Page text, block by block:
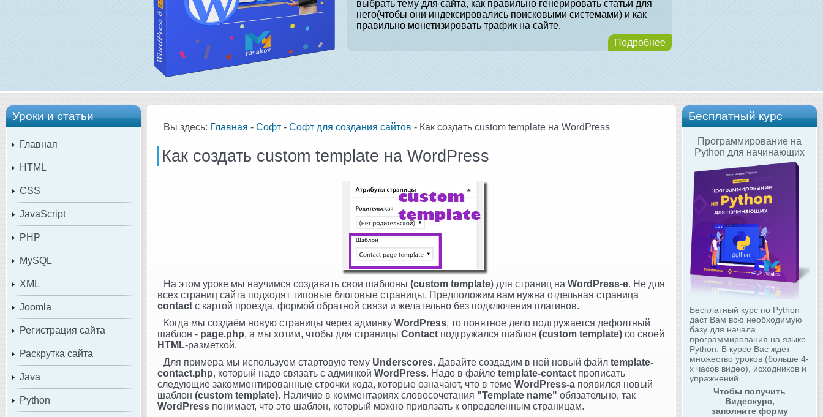
выбрать тему для сайта, как правильно генерировать статьи для
него(чтобы они индексировались поисковыми системами) и как
правильно монетизировать трафик на сайте.
Подробнее
Уроки и статьи
Главная
HTML
CSS
JavaScript
PHP
MySQL
XML
Joomla
Регистрация сайта
Раскрутка сайта
Java
Python
Бесплатный курс
Программирование на
Python для начинающих
Бесплатный курс по Python
даст Вам всю необходимую
базу для начала
программирования на языке
Python. В курсе Вас ждёт
множество уроков (больше 4-
х часов видео), исходников и
упражнений.
Чтобы получить
Видеокурс,
заполните форму
Вы здесь: Главная - Софт - Софт для создания сайтов - Как создать custom template на WordPress
Как создать custom template на WordPress
На этом уроке мы научимся создавать свои шаблоны (custom template) для страниц на WordPress-е. Не для
всех страниц сайта подходят типовые блоговые страницы. Предположим вам нужна отдельная страница
contact с картой проезда, формой обратной связи и желательно без подключения плагинов.
Когда мы создаём новую страницы через админку WordPress, то понятное дело подгружается дефолтный
шаблон - page.php, а мы хотим, чтобы для страницы Contact подгружался шаблон (custom template) со своей
HTML-разметкой.
Для примера мы используем стартовую тему Underscores. Давайте создадим в ней новый файл template-
contact.php, который надо связать с админкой WordPress. Надо в файле template-contact прописать
следующие закомментированные строчки кода, которые означают, что в теме WordPress-а появился новый
шаблон (custom template). Наличие в комментариях словосочетания "Template name" обязательно, так
WordPress понимает, что это шаблон, который можно привязать к определенным страницам.